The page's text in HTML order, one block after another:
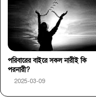
পরিবারের বাইরে সকল নারীই কি
পরনারী?
2025-03-09